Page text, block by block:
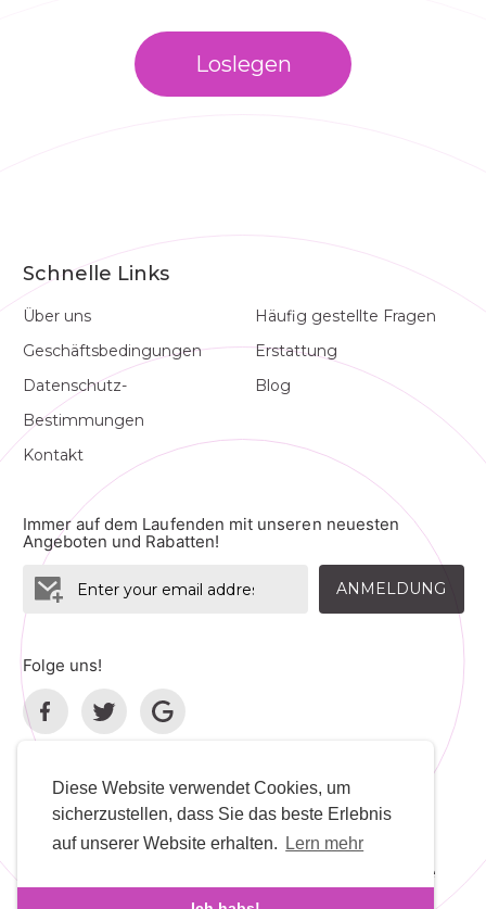
Diese Website verwendet Cookies, um
sicherzustellen, dass Sie das beste Erlebnis
auf unserer Website erhalten.
Lern mehr
Loslegen
Schnelle Links
Über uns
Geschäftsbedingungen
Datenschutz-
Bestimmungen
Kontakt
Häufig gestellte Fragen
Erstattung
Blog
Immer auf dem Laufenden mit unseren neuesten
Angeboten und Rabatten!
ANMELDUNG
Folge uns!
Sprache Entwickler
Urheberrechte © © 2026 Deaf Marriage. Alle